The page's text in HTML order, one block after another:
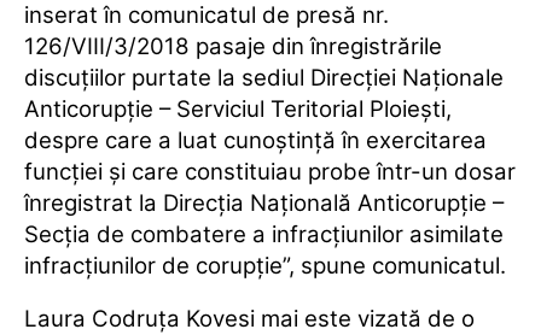
inserat în comunicatul de presă nr.
126/VIII/3/2018 pasaje din înregistrările
discuţiilor purtate la sediul Direcţiei Naţionale
Anticorupţie – Serviciul Teritorial Ploieşti,
despre care a luat cunoştinţă în exercitarea
funcţiei şi care constituiau probe într-un dosar
înregistrat la Direcţia Naţională Anticorupţie –
Secţia de combatere a infracţiunilor asimilate
infracţiunilor de corupţie”, spune comunicatul.
Laura Codruţa Kovesi mai este vizată de o